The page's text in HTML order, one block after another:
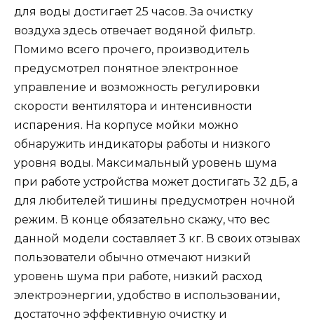
для воды достигает 25 часов. За очистку
воздуха здесь отвечает водяной фильтр.
Помимо всего прочего, производитель
предусмотрел понятное электронное
управление и возможность регулировки
скорости вентилятора и интенсивности
испарения. На корпусе мойки можно
обнаружить индикаторы работы и низкого
уровня воды. Максимальный уровень шума
при работе устройства может достигать 32 дБ, а
для любителей тишины предусмотрен ночной
режим. В конце обязательно скажу, что вес
данной модели составляет 3 кг. В своих отзывах
пользователи обычно отмечают низкий
уровень шума при работе, низкий расход
электроэнергии, удобство в использовании,
достаточно эффективную очистку и